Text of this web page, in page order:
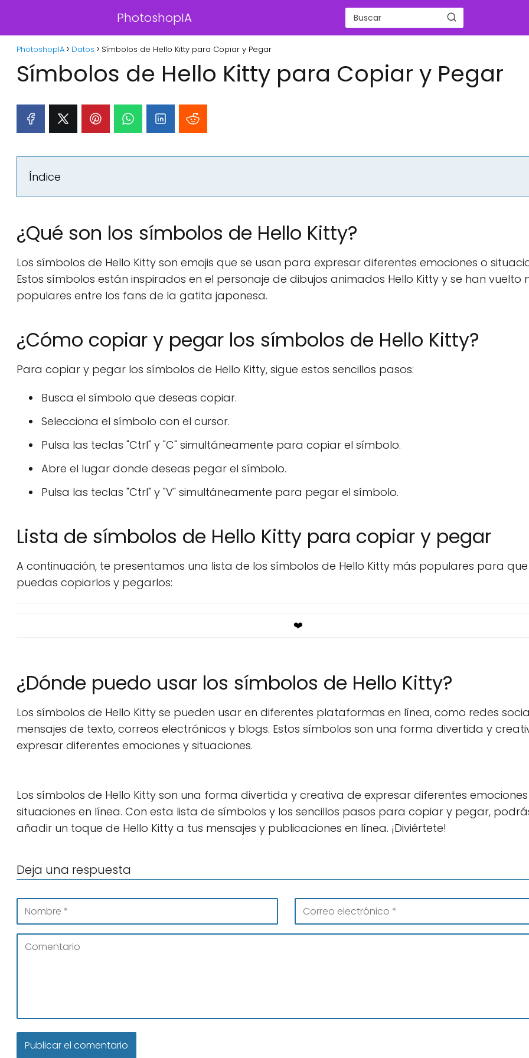
PhotoshopIA
PhotoshopIA Datos Símbolos de Hello Kitty para Copiar y Pegar
Símbolos de Hello Kitty para Copiar y Pegar
Índice
¿Qué son los símbolos de Hello Kitty?
Los símbolos de Hello Kitty son emojis que se usan para expresar diferentes emociones o
Estos símbolos están inspirados en el personaje de dibujos animados Hello Kitty y se han vuelto
populares entre los fans de la gatita japonesa.
¿Cómo copiar y pegar los símbolos de Hello Kitty?
Para copiar y pegar los símbolos de Hello Kitty, sigue estos sencillos pasos:
Busca el símbolo que deseas copiar.
Selecciona el símbolo con el cursor.
Pulsa las teclas "Ctrl" y "C" simultáneamente para copiar el símbolo.
Abre el lugar donde deseas pegar el símbolo.
Pulsa las teclas "Ctrl" y "V" simultáneamente para pegar el símbolo.
Lista de símbolos de Hello Kitty para copiar y pegar
A continuación, te presentamos una lista de los símbolos de Hello Kitty más populares para que
puedas copiarlos y pegarlos:
❤️
¿Dónde puedo usar los símbolos de Hello Kitty?
Los símbolos de Hello Kitty se pueden usar en diferentes plataformas en línea, como redes
mensajes de texto, correos electrónicos y blogs. Estos símbolos son una forma divertida y
expresar diferentes emociones y situaciones.
Los símbolos de Hello Kitty son una forma divertida y creativa de expresar diferentes
situaciones en línea. Con esta lista de símbolos y los sencillos pasos para copiar y pegar,
añadir un toque de Hello Kitty a tus mensajes y publicaciones en línea. ¡Diviértete!
Deja una respuesta